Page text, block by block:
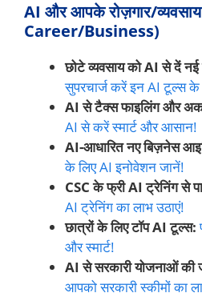
AI और आपके रोज़गार/
Career/Business)
छोटे व्यवसाय को AI से दें
सुपरचार्ज करें इन AI टूल्स
AI से टैक्स फाइलिंग और
AI से करें स्मार्ट और आसान!
AI-आधारित नए बिज़नेस
के लिए AI इनोवेशन जानें!
CSC के फ्री AI ट्रेनिंग से
AI ट्रेनिंग का लाभ उठाएं!
छात्रों के लिए टॉप AI टूल्स:
और स्मार्ट!
AI से सरकारी योजनाओं की
आपको सरकारी स्कीमों का